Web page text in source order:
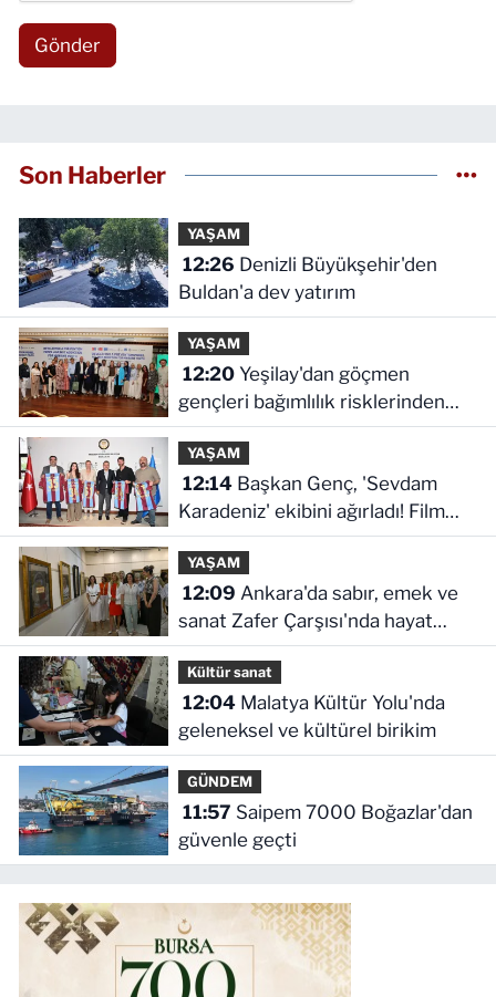
Gönder
Son Haberler
YAŞAM
12:26
Buldan'a dev yatırım
YAŞAM
12:20Yeşilay'dan göçmen
gençleri bağımlılık risklerinden
koruyacak uluslararası model
YAŞAM
12:14Başkan Genç, 'Sevdam
Karadeniz' ekibini ağırladı! Film
Festivali Aralık'ta
YAŞAM
12:09
sanat Zafer Çarşısı'nda hayat
buldu
Kültür sanat
12:04Malatya Kültür Yolu'nda
geleneksel ve kültürel birikim
GÜNDEM
11:57
güvenle geçti